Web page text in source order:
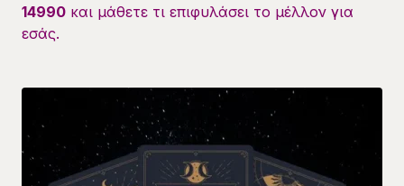
14990 και μάθετε τι επιφυλάσει το μέλλον για
εσάς.